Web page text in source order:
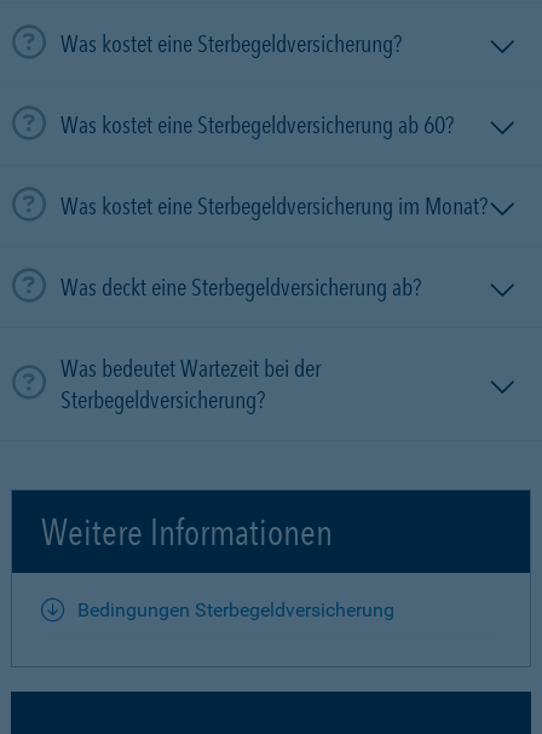
Was kostet eine Sterbegeldversicherung?
Was kostet eine Sterbegeldversicherung ab 60?
Was kostet eine Sterbegeldversicherung im Monat?
Was deckt eine Sterbegeldversicherung ab?
Was bedeutet Wartezeit bei der
Sterbegeldversicherung?
Weitere Informationen
Bedingungen Sterbegeldversicherung